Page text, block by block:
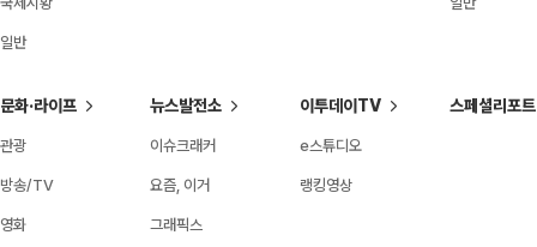
일반
문화·라이프
관광
방송/TV
영화
뉴스발전소
이슈크래커
요즘, 이거
그래픽스
이투데이TV
e스튜디오
랭킹영상
스페셜리포트